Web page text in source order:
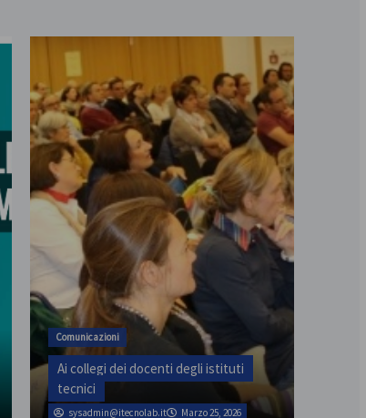
provinciale il 31
Comunicazioni
Ai collegi dei docenti degli istituti
tecnici
sysadmin@itecnolab.it Marzo 25, 2026